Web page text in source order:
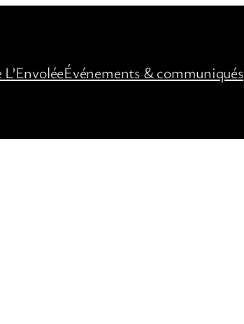
Événements & communiqués